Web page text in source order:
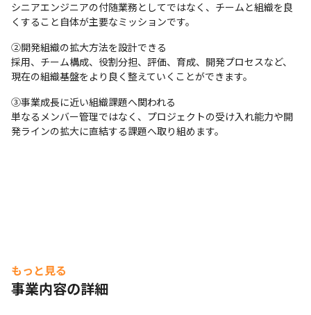
シニアエンジニアの付随業務としてではなく、チームと組織を良
くすること自体が主要なミッションです。
②開発組織の拡大方法を設計できる
採用、チーム構成、役割分担、評価、育成、開発プロセスなど、
現在の組織基盤をより良く整えていくことができます。
③事業成長に近い組織課題へ関われる
単なるメンバー管理ではなく、プロジェクトの受け入れ能力や開
発ラインの拡大に直結する課題へ取り組めます。
もっと見る
事業内容の詳細